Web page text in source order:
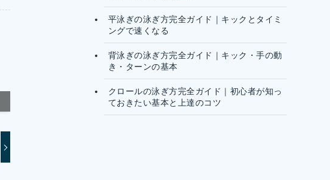
平泳ぎの泳ぎ方完全ガイド｜キックとタイミ
ングで速くなる
背泳ぎの泳ぎ方完全ガイド｜キック・手の動
き・ターンの基本
クロールの泳ぎ方完全ガイド｜初心者が知っ
ておきたい基本と上達のコツ